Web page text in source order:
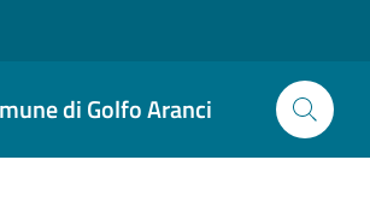
di Golfo Aranci